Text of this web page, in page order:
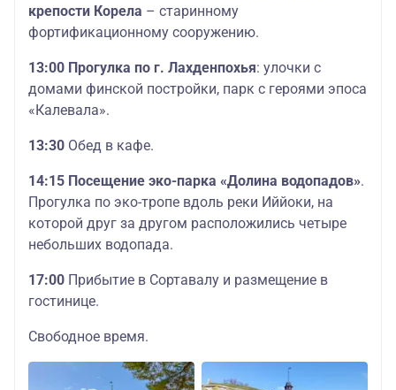
крепости Корела – старинному
фортификационному сооружению.
13:00 Прогулка по г. Лахденпохья: улочки с
домами финской постройки, парк с героями эпоса
«Калевала».
13:30 Обед в кафе.
14:15 Посещение эко-парка «Долина водопадов».
Прогулка по эко-тропе вдоль реки Иййоки, на
которой друг за другом расположились четыре
небольших водопада.
17:00 Прибытие в Сортавалу и размещение в
гостинице.
Свободное время.